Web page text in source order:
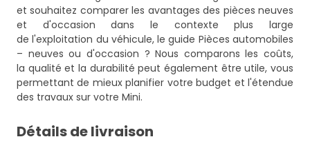
et souhaitez comparer les avantages des pièces neuves
et d'occasion dans le contexte plus large
de l'exploitation du véhicule, le guide Pièces automobiles
– neuves ou d'occasion ? Nous comparons les coûts,
la qualité et la durabilité peut également être utile, vous
permettant de mieux planifier votre budget et l'étendue
des travaux sur votre Mini.
Détails de livraison